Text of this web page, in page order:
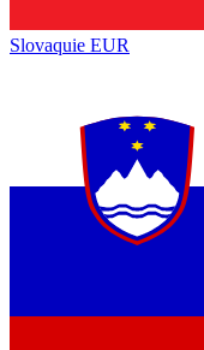
Slovaquie EUR